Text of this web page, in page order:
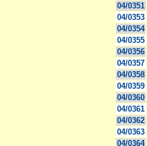
04/0351
04/0353
04/0354
04/0355
04/0356
04/0357
04/0358
04/0359
04/0360
04/0361
04/0362
04/0363
04/0364